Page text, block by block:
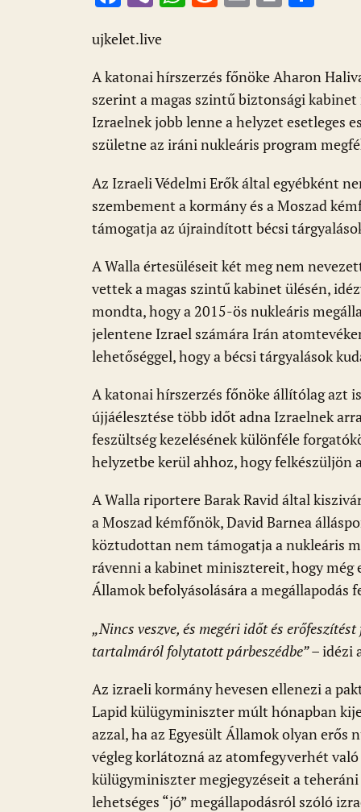
e
b
o
o
k
er
s
A
p
p
di
t
l m
e
g
ujkelet.live
A katonai hírszerzés főnöke Aharon
szerint a magas szintű biztonsági
Izraelnek jobb lenne a helyzet esetleges
születne az iráni nukleáris program
Az Izraeli Védelmi Erők által egyébként
szembement a kormány és a Moszad
támogatja az újraindított bécsi
A Walla értesüléseit két meg nem
vettek a magas szintű kabinet ülésén,
mondta, hogy a 2015-ös nukleáris
jelentene Izrael számára Irán
lehetőséggel, hogy a bécsi tárgyalások
A katonai hírszerzés főnöke állítólag azt
újjáélesztése több időt adna Izraelnek
feszültség kezelésének különféle
helyzetbe kerül ahhoz, hogy felkészüljön
A Walla riportere Barak Ravid által
a Moszad kémfőnök, David Barnea
köztudottan nem támogatja a nukleáris
rávenni a kabinet minisztereit, hogy még
Államok befolyásolására a megállapodás
„Nincs veszve, és megéri időt és
tartalmáról folytatott párbeszédbe”– idézi
Az izraeli kormány hevesen ellenezi a
Lapid külügyminiszter múlt hónapban
azzal, ha az Egyesült Államok olyan erős
végleg korlátozná az atomfegyverhét
külügyminiszter megjegyzéseit a
lehetséges “jó” megállapodásról szóló